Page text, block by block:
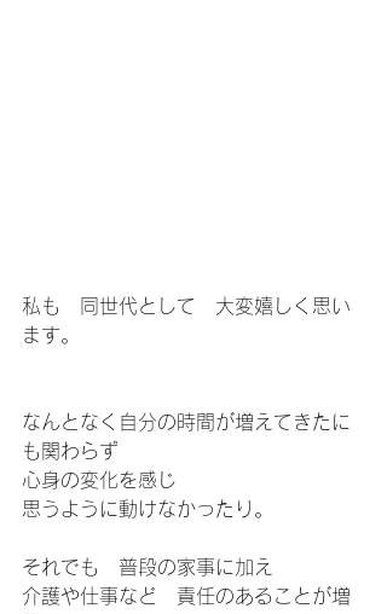
私も　同世代として　大変嬉しく思い
ます。
なんとなく自分の時間が増えてきたに
も関わらず
心身の変化を感じ
思うように動けなかったり。
それでも　普段の家事に加え
介護や仕事など　責任のあることが増